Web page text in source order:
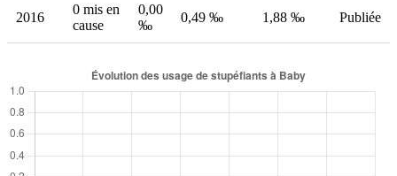
2016
0 mis en
cause
0,00
‰
0,49 ‰ 1,88 ‰ Publiée